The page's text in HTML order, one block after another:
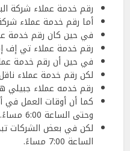
رقم خدمة عملاء شركة البريد
أما رقم خدمة عملاء شركة
في حين كان رقم خدمة عملاء
رقم خدمة عملاء تي إف إم هو:
في حين أن رقم خدمة عملاء
لكن رقم خدمة عملاء ناقل هو:
رقم خدمه عملاء جبيلي هو:
وحتى الساعة 6:00 مساءً.
الساعة 7:00 مساءً.